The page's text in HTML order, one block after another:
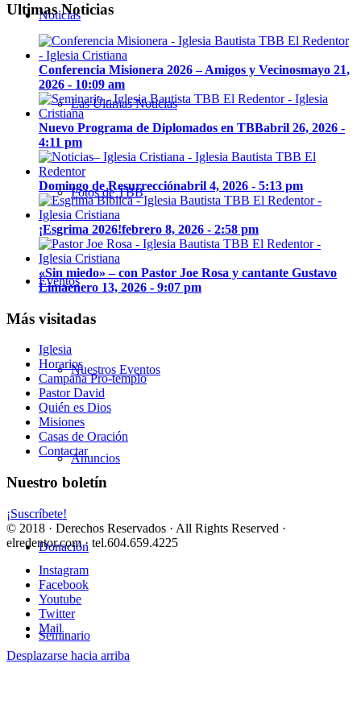
Noticias
Las Últimas Noticias
Fotos de TBB
Eventos
Nuestros Eventos
Anuncios
Donación
Seminario
Ultimas Noticias
Conferencia Misionera 2026 – Amigos y Vecinosmayo 21,
2026 - 10:09 am
Nuevo Programa de Diplomados en TBBabril 26, 2026 -
4:11 pm
Domingo de Resurrecciónabril 4, 2026 - 5:13 pm
¡Esgrima 2026!febrero 8, 2026 - 2:58 pm
«Sin miedo» – con Pastor Joe Rosa y cantante Gustavo
Limaenero 13, 2026 - 9:07 pm
Más visitadas
Iglesia
Horarios
Campaña Pro-templo
Pastor David
Quién es Dios
Misiones
Casas de Oración
Contactar
Nuestro boletín
¡Suscríbete!
© 2018 · Derechos Reservados · All Rights Reserved ·
elredentor.com · tel.604.659.4225
Instagram
Facebook
Youtube
Twitter
Mail
Desplazarse hacia arriba